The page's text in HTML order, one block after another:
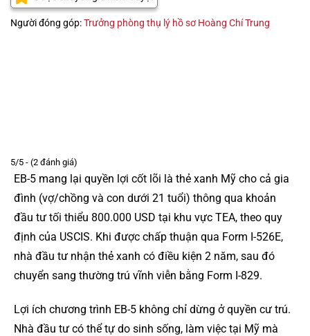
Người đóng góp:Trưởng phòng thụ lý hồ sơ Hoàng Chí Trung
5/5 - (2 đánh giá)
EB-5 mang lại quyền lợi cốt lõi là thẻ xanh Mỹ cho cả gia
đình (vợ/chồng và con dưới 21 tuổi) thông qua khoản
đầu tư tối thiểu 800.000 USD tại khu vực TEA, theo quy
định của USCIS. Khi được chấp thuận qua Form I-526E,
nhà đầu tư nhận thẻ xanh có điều kiện 2 năm, sau đó
chuyển sang thường trú vĩnh viễn bằng Form I-829.
Lợi ích chương trình EB-5 không chỉ dừng ở quyền cư trú.
Nhà đầu tư có thể tự do sinh sống, làm việc tại Mỹ mà